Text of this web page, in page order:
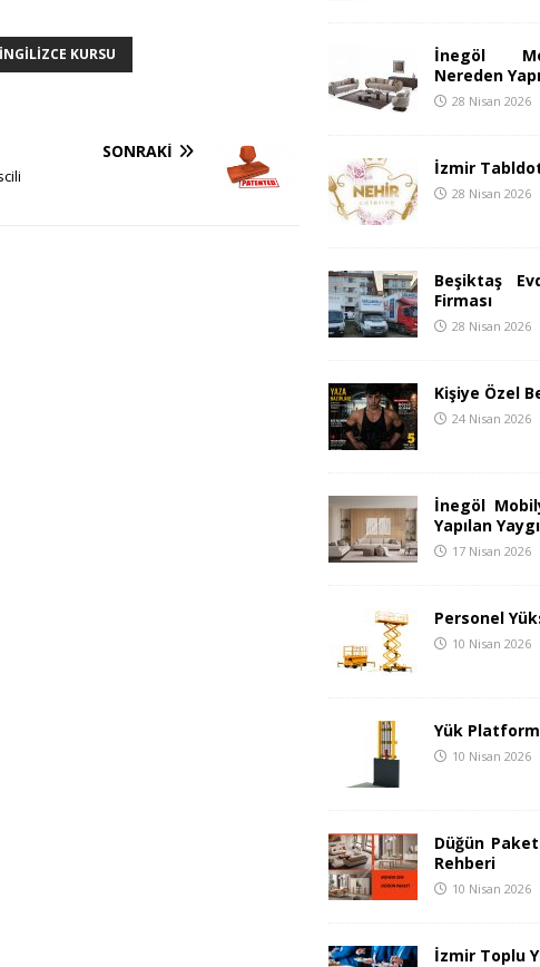
INGILIZCE KURSU
SONRAKI
İnegöl
Nereden
28 Nisan 2026
İzmir
28 Nisan 2026
Beşiktaş
Firması
28 Nisan 2026
Kişiye Özel
24 Nisan 2026
İnegöl
Yapılan
17 Nisan 2026
Personel
10 Nisan 2026
Yük
10 Nisan 2026
Düğün
Rehberi
10 Nisan 2026
İzmir Toplu